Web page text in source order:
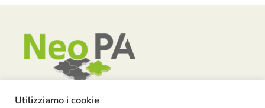
Utilizziamo i cookie